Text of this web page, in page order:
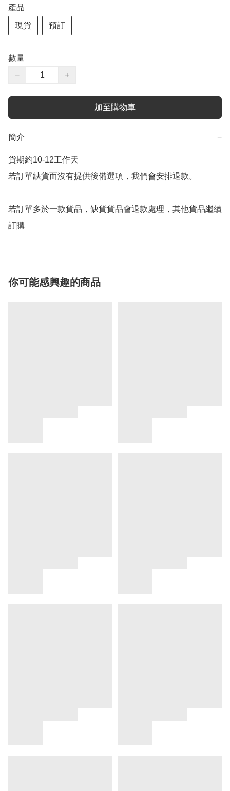
產品
現貨 預訂
數量
−
+
加至購物車
簡介 −
貨期約10-12工作天
若訂單缺貨而沒有提供後備選項，我們會安排退款。
若訂單多於一款貨品，缺貨貨品會退款處理，其他貨品繼續
你可能感興趣的商品